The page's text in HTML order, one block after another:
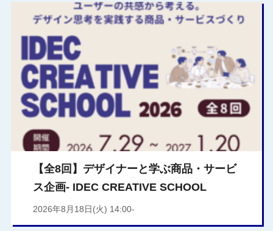
【全8回】デザイナーと学ぶ商品・サービ
ス企画- IDEC CREATIVE SCHOOL
2026年8月18日(火) 14:00-